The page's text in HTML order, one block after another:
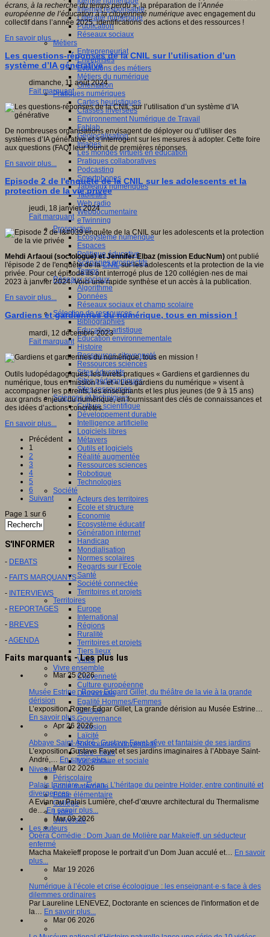
Internet responsable
Littératie numérique
Publication
Réseaux sociaux
Métiers
Entrepreneuriat
Entreprises
Evolutions des métiers
Métiers du numérique
Orientation
Pratiques numériques
Cartes heuristiques
Classes inversées
Environnement Numérique de Travail
Fablab
Géolocalisation
Images
Les mondes virtuels en éducation
Pratiques collaboratives
Podcasting
Smartphones
Tableaux numériques
Tablettes
Web radio
Webdocumentaire
eTwinning
Prospective
Ecosystème numérique
Espaces
Politique éducative
Scénarios prospectifs
Temps
Réseaux sociaux
Algorithme
Données
Réseaux sociaux et champ scolaire
Sélection de ressources
Bibliographies
Education artistique
Education environnementale
Histoire
Ressources citoyenneté
Ressources sciences
Sites éducatifs
Sites pédagogiques
Sites ressources
Sciences et techniques
Culture scientifique
Développement durable
Intelligence artificielle
Logiciels libres
Métavers
Outils et logiciels
Réalité augmentée
Ressources sciences
Robotique
Technologies
Société
Acteurs des territoires
Ecole et structure
Economie
Ecosystème éducatif
Génération internet
Handicap
Mondialisation
Normes scolaires
Regards sur l’Ecole
Santé
Société connectée
Territoires et projets
Territoires
Europe
International
Régions
Ruralité
Territoires et projets
Tiers lieux
Villes
Vivre ensemble
Citoyenneté
Culture européenne
Démocratie
Egalité Hommes/Femmes
Ethique
Gouvernance
Inclusion
Laïcité
Ressources citoyenneté
Tiers - lieux
Vie scolaire et sociale
Niveaux
Périscolaire
Ecole maternelle
Ecole élémentaire
Collège
Lycée
Université
Les auteurs
écrans, à la recherche du temps perdu», la préparation de l ’Année
européenne de l’éducation à la citoyenneté numérique avec engagement du
collectif dans l’année 2025, identifications des actions et des ressources !
En savoir plus...
Les questions-réponses de la CNIL sur l’utilisation d’un
système d’IA générative
dimanche, 11 août 2024
Fait marquant
De nombreuses organisations envisagent de déployer ou d’utiliser des
systèmes d’IA générative et s’interrogent sur les mesures à adopter. Cette foire
aux questions (FAQ) leur fournit de premières réponses.
En savoir plus...
Episode 2 de l'enquête de la CNIL sur les adolescents et la
protection de la vie privée
jeudi, 18 janvier 2024
Fait marquant
Mehdi Arfaoui (sociologue) et Jennifer Elbaz (mission EducNum) ont publié
l'épisode 2 de l'enquête de laCNILsur les adolescents et la protection de la vie
privée. Pour cet épisode ils ont interrogé plus de 120 collégien·nes de mai
2023 à janvier 2024. Voici une rapide synthèse et un accès à la publication.
En savoir plus...
Gardiens et gardiennes du numérique, tous en mission !
mardi, 12 décembre 2023
Fait marquant
Outils ludopédagogiques, les livrets pratiques « Gardiens et gardiennes du
numérique, tous en mission ! » et « Les gardiens du numérique » visent à
accompagner les parents, les enseignants et les plus jeunes (de 9 à 15 ans)
aux grands enjeux du numérique, en fournissant des clés de connaissances et
des idées d’actions concrètes.
En savoir plus...
Précédent
1
2
3
4
5
6
Suivant
Page 1 sur 6
S'INFORMER
- DEBATS
- FAITS MARQUANTS
- INTERVIEWS
- REPORTAGES
- BREVES
-AGENDA
Faits marquants - Les plus lus
Mar 25 2026
Musée Estrine : Roger Edgard Gillet, du théâtre de la vie à la grande
dérision
L’exposition Roger Edgar Gillet, La grande dérision au Musée Estrine…
En savoir plus...
Apr 26 2026
Abbaye Saint-André : Gustave Fayet, rêve et fantaisie de ses jardins
L’exposition Gustave Fayet et ses jardins imaginaires à l’Abbaye Saint-
André,… En savoir plus...
Mar 02 2026
Palais Lumière – Evian : L’héritage du peintre Holder, entre continuité et
divergences
A Evian au Palais Lumière, chef-d’œuvre architectural du Thermalisme
de…En savoir plus...
Mar 09 2026
Opéra Comédie : Dom Juan de Molière par Makeïeff, un séducteur
enfermé
Macha Makeïeff propose le portrait d’un Dom Juan acculé et… En savoir
plus...
Mar 19 2026
Numérique à l’école et crise écologique : les enseignant·e·s face à des
dilemmes ordinaires
Par Laureline LENEVEZ, Doctorante en sciences de l'information et de
la… En savoir plus...
Mar 06 2026